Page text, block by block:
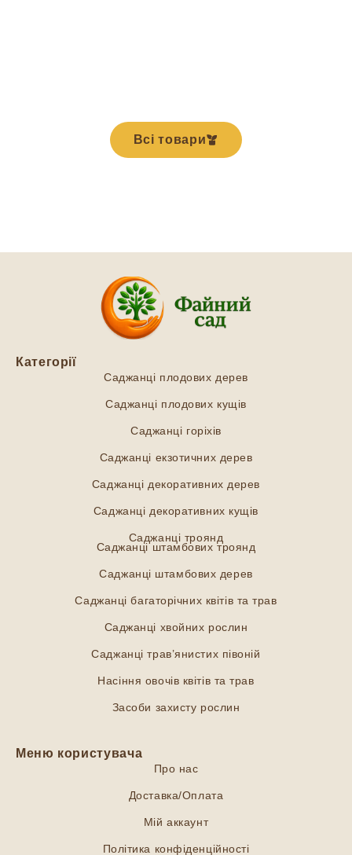
Всі товари
Категорії
Саджанці плодових дерев
Саджанці плодових кущів
Саджанці горіхів
Саджанці екзотичних дерев
Саджанці декоративних дерев
Саджанці декоративних кущів
Саджанці троянд
Саджанці штамбових троянд
Саджанці штамбових дерев
Саджанці багаторічних квітів та трав
Саджанці хвойних рослин
Саджанці трав’янистих півоній
Насіння овочів квітів та трав
Засоби захисту рослин
Меню користувача
Про нас
Доставка/Оплата
Мій аккаунт
Політика конфіденційності